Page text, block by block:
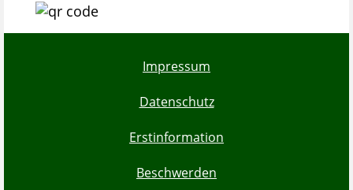
Impressum
Datenschutz
Erstinformation
Beschwerden